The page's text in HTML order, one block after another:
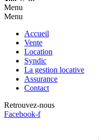
Menu
Menu
Accueil
Vente
Location
Syndic
La gestion locative
Assurance
Contact
Retrouvez-nous
Facebook-f